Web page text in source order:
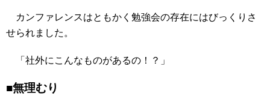
カンファレンスはともかく勉強会の存在にはびっくりさ
せられました。
「社外にこんなものがあるの！？」
■無理むり